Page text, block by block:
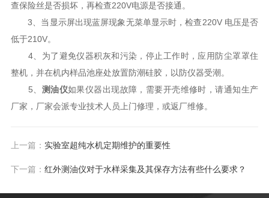
查保险丝是否损坏，再检查220V电源是否接通。
3、当显示屏出现蓝屏现象无菜单显示时，检查220V 电压是否
低于210V。
4、为了避免仪器积灰和污染，停止工作时，应用防尘罩罩住
整机，并在机内样品池座处放置防潮硅胶，以防仪器受潮。
5、 测油仪如果仪器出现故障，需要开壳维修时，请通知生产
厂家，厂家会派专业技术人员上门修理，或返厂维修。
上一篇： 实验室超纯水机定期维护的重要性
下一篇： 红外测油仪对于水样采集及其保存方法有些什么要求？